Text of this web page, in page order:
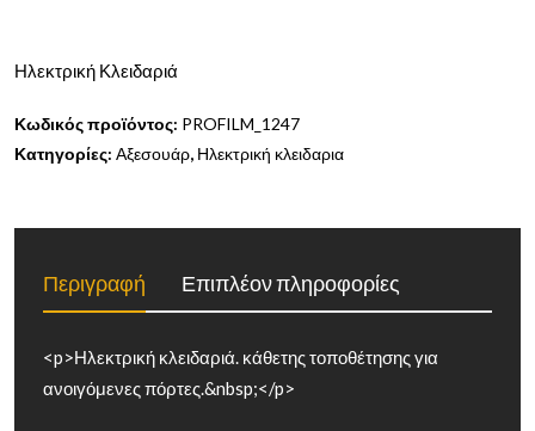
Ηλεκτρική Κλειδαριά
Κωδικός προϊόντος: PROFILM_1247
Κατηγορίες: Αξεσουάρ, Ηλεκτρική κλειδαρια
Περιγραφή Επιπλέον πληροφορίες
<p>Ηλεκτρική κλειδαριά. κάθετης τοποθέτησης για
ανοιγόμενες πόρτες.&nbsp;</p>